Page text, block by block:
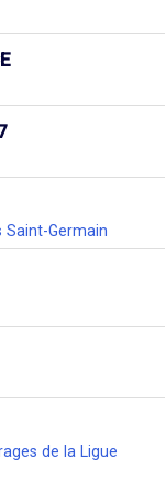
Saint-Germain
de la Ligue